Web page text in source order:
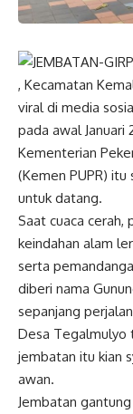
, Kecamatan
viral di media
pada awal Januari
Kementerian
(Kemen PUPR)
untuk datang.
Saat cuaca cerah,
keindahan alam
serta
diberi nama
sepanjang
Desa Tegalmulyo
jembatan itu kian
awan.
Jembatan